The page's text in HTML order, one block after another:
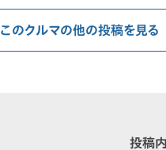
このクルマの他の投稿を見る
投稿